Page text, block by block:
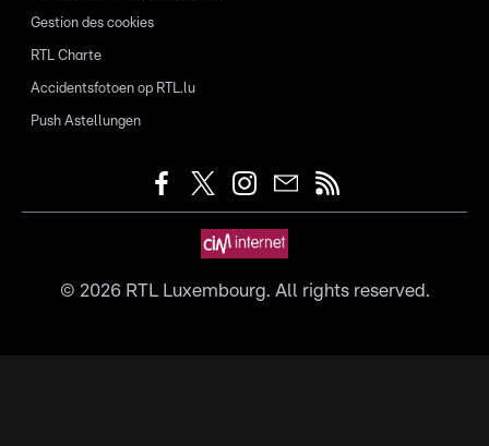
Gestion des cookies
RTL Charte
Accidentsfotoen op RTL.lu
Push Astellungen
© 2026RTL Luxembourg. All rights reserved.